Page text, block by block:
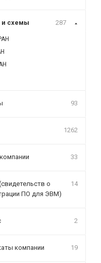
и схемы 287
93
1262
33
о
ПО для ЭВМ)
14
2
компании 19